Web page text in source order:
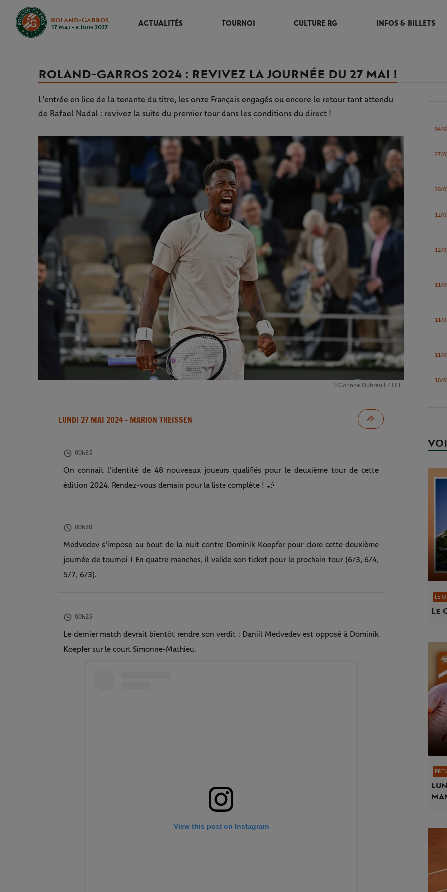
Roland-Garros
17 Mai - 6 Juin 2027
ACTUALITÉS TOURNOI CULTURE RG INFOS & BILLETS
ROLAND-GARROS 2024 : REVIVEZ LA JOURNÉE DU 27 MAI !
L'entrée en lice de la tenante du titre, les onze Français engagés ou encore le retour tant attendu
de Rafael Nadal : revivez la suite du premier tour dans les conditions du direct !
©Corinne Dubreuil / FFT
LUNDI 27 MAI 2024 - MARION THEISSEN
00h35
On connaît l'identité de 48 nouveaux joueurs qualifiés pour le deuxième tour de cette
édition 2024. Rendez-vous demain pour la liste complète ! 🌙
00h30
Medvedev s'impose au bout de la nuit contre Dominik Koepfer pour clore cette deuxième
journée de tournoi ! En quatre manches, il valide son ticket pour le prochain tour (6/3, 6/4,
5/7, 6/3).
00h25
Le dernier match devrait bientôt rendre son verdit : Daniil Medvedev est opposé à Dominik
Koepfer sur le court Simonne-Mathieu.
View this post on Instagram
04/
27/
20/
12/
12/
11/
11/
11/
10/
LE
Le